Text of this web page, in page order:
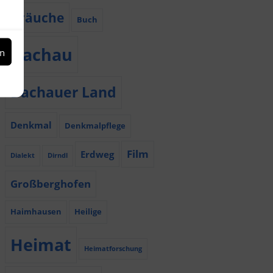
Bräuche Buch
Dachau
Dachauer Land
Denkmal Denkmalpflege
Dialekt Dirndl Erdweg Film
Großberghofen
Haimhausen Heilige
Heimat Heimatforschung